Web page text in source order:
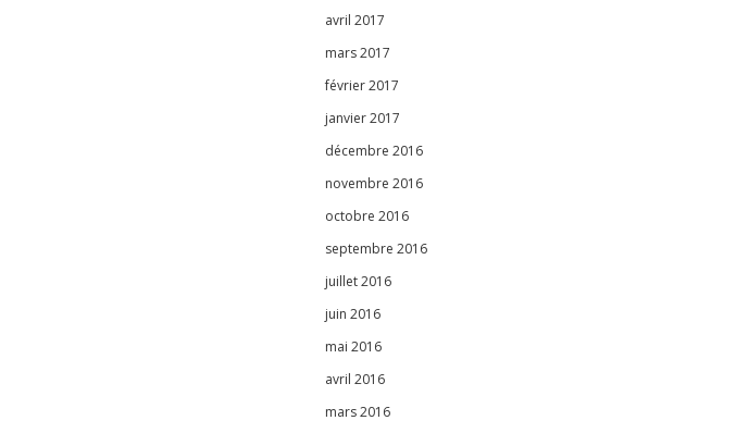
avril 2017
mars 2017
février 2017
janvier 2017
décembre 2016
novembre 2016
octobre 2016
septembre 2016
juillet 2016
juin 2016
mai 2016
avril 2016
mars 2016